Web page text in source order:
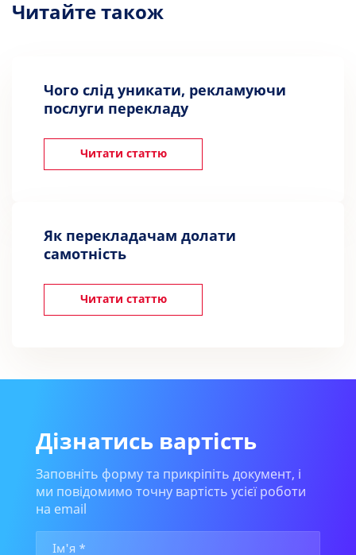
Читайте також
Чого слід уникати, рекламуючи
послуги перекладу
Читати статтю
Як перекладачам долати
самотність
Читати статтю
Дізнатись вартість
Заповніть форму та прикріпіть документ, і
ми повідомимо точну вартість усієї роботи
на email